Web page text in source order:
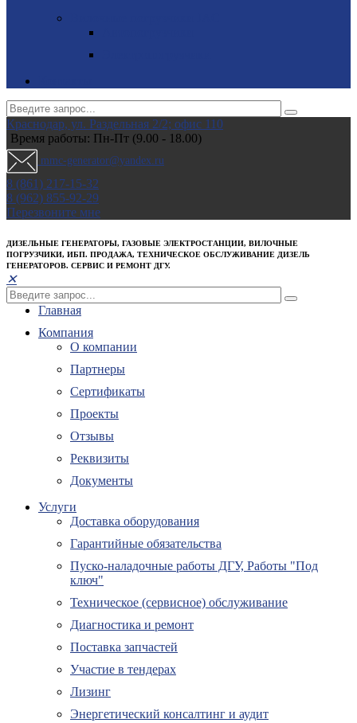
Краснодар, ул. Раздельная 2/2; офис 110
Время работы: Пн-Пт (9.00 - 18.00)
mmc-generator@yandex.ru
8 (861) 217-15-32
8 (962) 855-92-29
Перезвоните мне
ДИЗЕЛЬНЫЕ ГЕНЕРАТОРЫ, ГАЗОВЫЕ ЭЛЕКТРОСТАНЦИИ, ВИЛОЧНЫЕ
ПОГРУЗЧИКИ, ИБП. ПРОДАЖА, ТЕХНИЧЕСКОЕ ОБСЛУЖИВАНИЕ ДИЗЕЛЬ
ГЕНЕРАТОРОВ. СЕРВИС И РЕМОНТ ДГУ.
✕
Главная
Компания
О компании
Партнеры
Сертификаты
Проекты
Отзывы
Реквизиты
Документы
Услуги
Доставка оборудования
Гарантийные обязательства
Пуско-наладочные работы ДГУ, Работы "Под
ключ"
Техническое (сервисное) обслуживание
Диагностика и ремонт
Поставка запчастей
Участие в тендерах
Лизинг
Энергетический консалтинг и аудит